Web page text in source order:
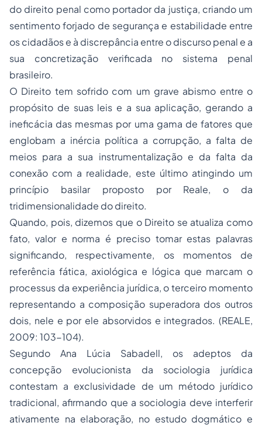
do direito penal como portador da justiça, criando um
sentimento forjado de segurança e estabilidade entre
os cidadãos e à discrepância entre o discurso penal e a
sua concretização verificada no sistema penal
brasileiro.
O Direito tem sofrido com um grave abismo entre o
propósito de suas leis e a sua aplicação, gerando a
ineficácia das mesmas por uma gama de fatores que
englobam a inércia política a corrupção, a falta de
meios para a sua instrumentalização e da falta da
conexão com a realidade, este último atingindo um
princípio basilar proposto por Reale, o da
tridimensionalidade do direito.
Quando, pois, dizemos que o Direito se atualiza como
fato, valor e norma é preciso tomar estas palavras
significando, respectivamente, os momentos de
referência fática, axiológica e lógica que marcam o
processus da experiência jurídica, o terceiro momento
representando a composição superadora dos outros
dois, nele e por ele absorvidos e integrados. (REALE,
2009: 103-104).
Segundo Ana Lúcia Sabadell, os adeptos da
concepção evolucionista da sociologia jurídica
contestam a exclusividade de um método jurídico
tradicional, afirmando que a sociologia deve interferir
ativamente na elaboração, no estudo dogmático e